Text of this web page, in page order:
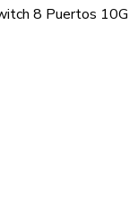
8 Puertos 10G